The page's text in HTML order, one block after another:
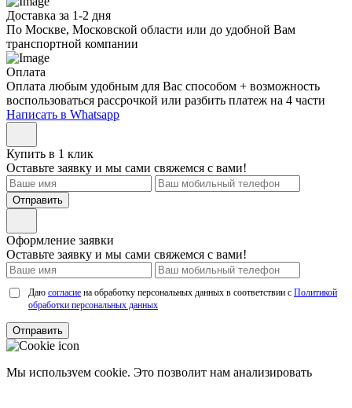
Доставка за 1-2 дня
По Москве, Московской области или до удобной Вам
транспортной компании
Оплата
Оплата любым удобным для Вас способом + возможность
воспользоваться рассрочкой или разбить платеж на 4 части
Написать в Whatsapp
Купить в 1 клик
Оставьте заявку и мы сами свяжемся с вами!
Отправить
Оформление заявки
Оставьте заявку и мы сами свяжемся с вами!
Даю согласие на обработку персональных данных в соответствии с Политикой
обработки персональных данных
Отправить
Мы используем cookie. Это позволит нам анализировать